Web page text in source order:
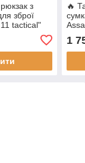
з
зброї
tactical"
🔥
1